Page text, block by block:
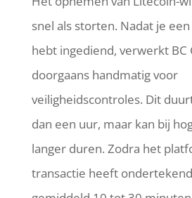
snel als storten. Nadat je
hebt ingediend, verwerkt BC
doorgaans handmatig voor
veiligheidscontroles. Dit
dan een uur, maar kan bij
langer duren. Zodra het
transactie heeft